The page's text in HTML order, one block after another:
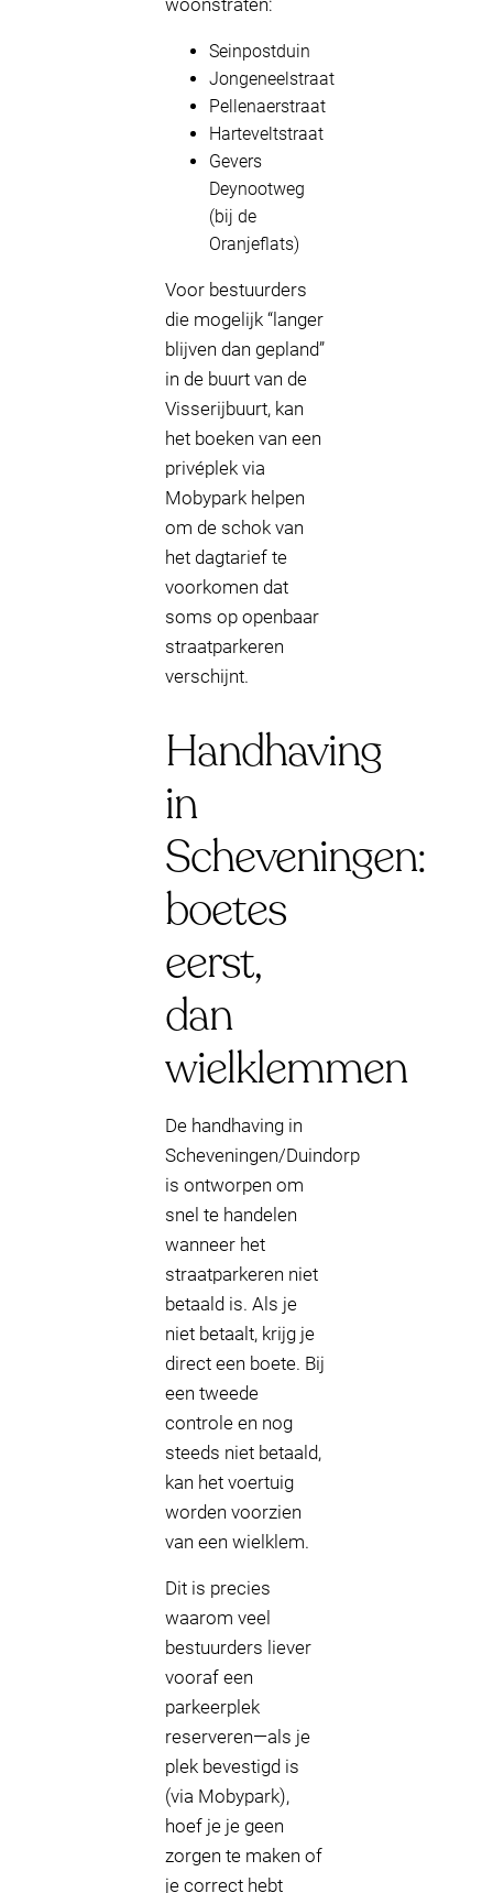
woonstraten:
Seinpostduin
Jongeneelstraat
Pellenaerstraat
Harteveltstraat
Gevers
Deynootweg
(bij de
Oranjeflats)
Voor bestuurders
die mogelijk “langer
blijven dan gepland”
in de buurt van de
Visserijbuurt, kan
het boeken van een
privéplek via
Mobypark helpen
om de schok van
het dagtarief te
voorkomen dat
soms op openbaar
straatparkeren
verschijnt.
Handhaving
in
Scheveningen:
boetes
eerst,
dan
wielklemmen
De handhaving in
Scheveningen/Duindorp
is ontworpen om
snel te handelen
wanneer het
straatparkeren niet
betaald is. Als je
niet betaalt, krijg je
direct een boete. Bij
een tweede
controle en nog
steeds niet betaald,
kan het voertuig
worden voorzien
van een wielklem.
Dit is precies
waarom veel
bestuurders liever
vooraf een
parkeerplek
reserveren—als je
plek bevestigd is
(via Mobypark),
hoef je je geen
zorgen te maken of
je correct hebt